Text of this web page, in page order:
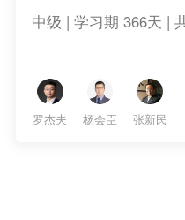
中级 | 学习期 366天 |
罗杰夫 杨会臣 张新民